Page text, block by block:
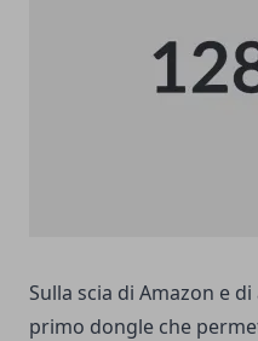
Sulla scia di Amazon e
primo dongle che